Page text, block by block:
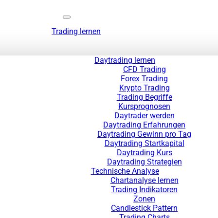
Trading lernen
Daytrading lernen
CFD Trading
Forex Trading
Krypto Trading
Trading Begriffe
Kursprognosen
Daytrader werden
Daytrading Erfahrungen
Daytrading Gewinn pro Tag
Daytrading Startkapital
Daytrading Kurs
Daytrading Strategien
Technische Analyse
Chartanalyse lernen
Trading Indikatoren
Zonen
Candlestick Pattern